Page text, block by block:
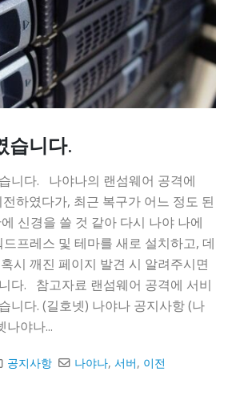
습니다.
니다. 나야나의 랜섬웨어 공격에
하였다가, 최근 복구가 어느 정도 된
신경을 쓸 것 같아 다시 나야 나에
프레스 및 테마를 새로 설치하고, 데
시 깨진 페이지 발견 시 알려주시면
다. 참고자료 랜섬웨어 공격에 서비
니다. (길호넷) 나야나 공지사항 (나
나야나...
공지사항 나야나,서버, 이전